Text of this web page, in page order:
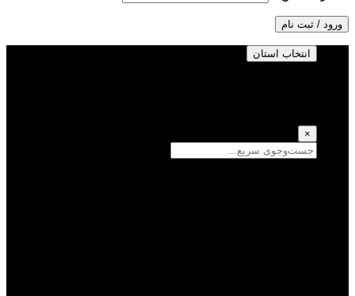
ورود / ثبت نام
انتخاب استان
×